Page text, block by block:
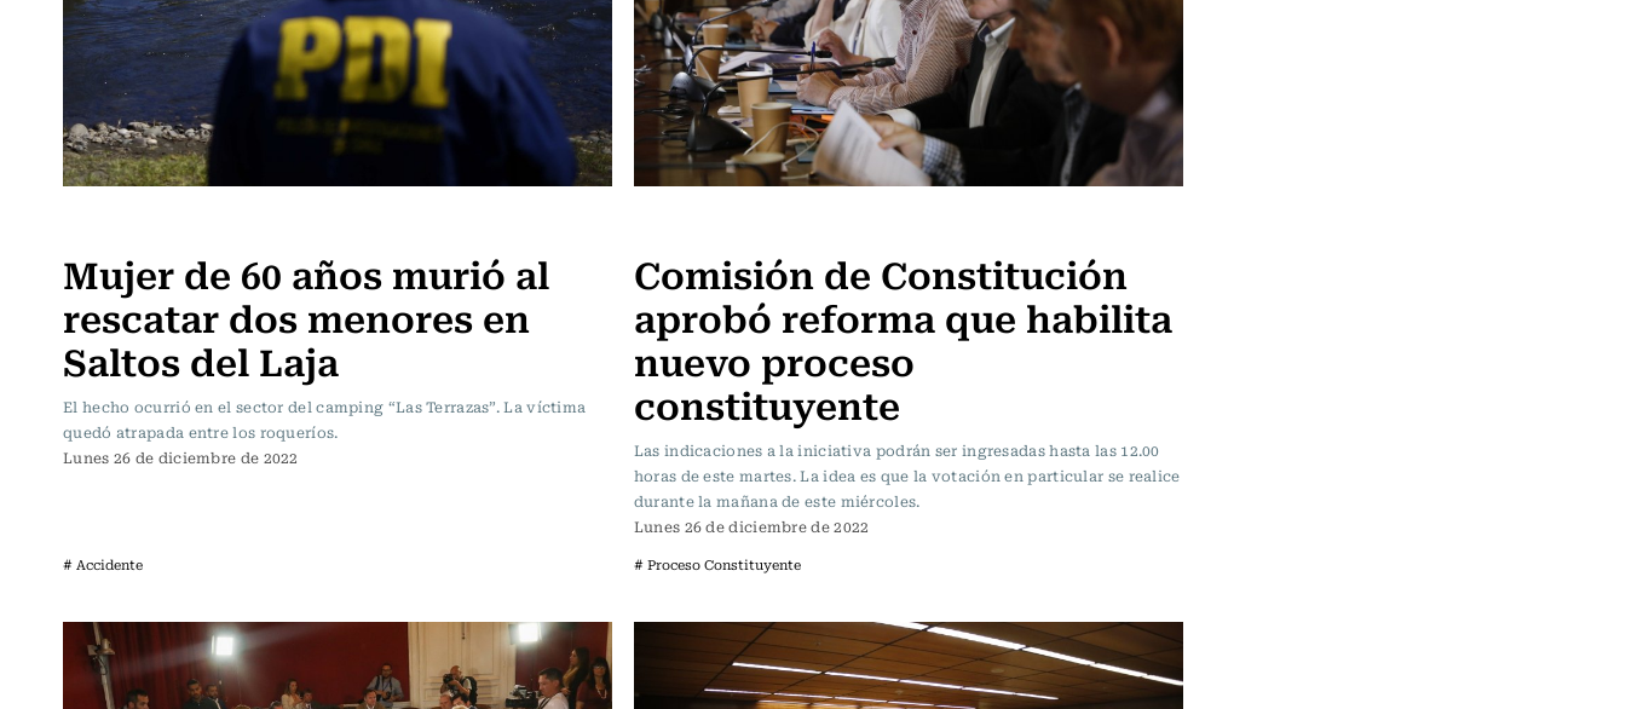
Mujer de 60 años murió al
rescatar dos menores en
Saltos del Laja
El hecho ocurrió en el sector del camping “Las Terrazas”. La víctima
quedó atrapada entre los roqueríos.
Lunes 26 de diciembre de 2022
# Accidente
Comisión de Constitución
aprobó reforma que habilita
nuevo proceso
constituyente
Las indicaciones a la iniciativa podrán ser ingresadas hasta las 12.00
horas de este martes. La idea es que la votación en particular se realice
durante la mañana de este miércoles.
Lunes 26 de diciembre de 2022
# Proceso Constituyente